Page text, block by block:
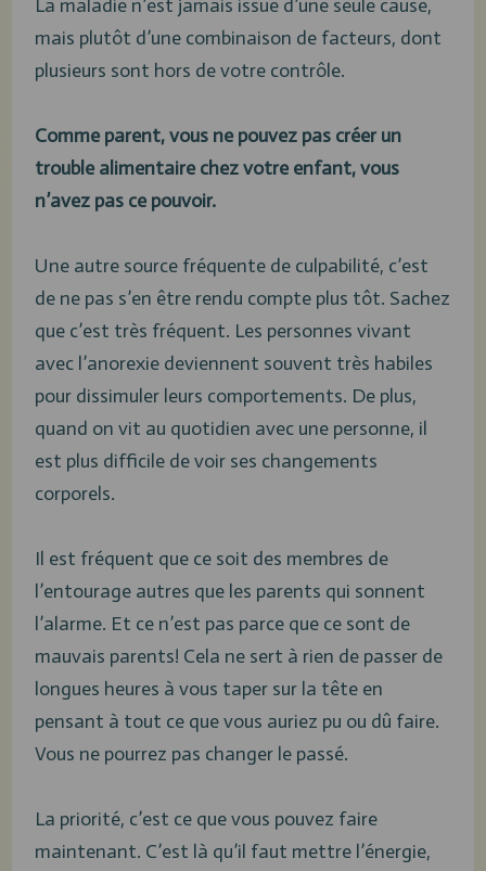
La maladie n’est jamais issue d’une seule cause,
mais plutôt d’une combinaison de facteurs, dont
plusieurs sont hors de votre contrôle.
Comme parent, vous ne pouvez pas créer un
trouble alimentaire chez votre enfant, vous
n’avez pas ce pouvoir.
Une autre source fréquente de culpabilité, c’est
de ne pas s’en être rendu compte plus tôt. Sachez
que c’est très fréquent. Les personnes vivant
avec l’anorexie deviennent souvent très habiles
pour dissimuler leurs comportements. De plus,
quand on vit au quotidien avec une personne, il
est plus difficile de voir ses changements
corporels.
Il est fréquent que ce soit des membres de
l’entourage autres que les parents qui sonnent
l’alarme. Et ce n’est pas parce que ce sont de
mauvais parents! Cela ne sert à rien de passer de
longues heures à vous taper sur la tête en
pensant à tout ce que vous auriez pu ou dû faire.
Vous ne pourrez pas changer le passé.
La priorité, c’est ce que vous pouvez faire
maintenant. C’est là qu’il faut mettre l’énergie,